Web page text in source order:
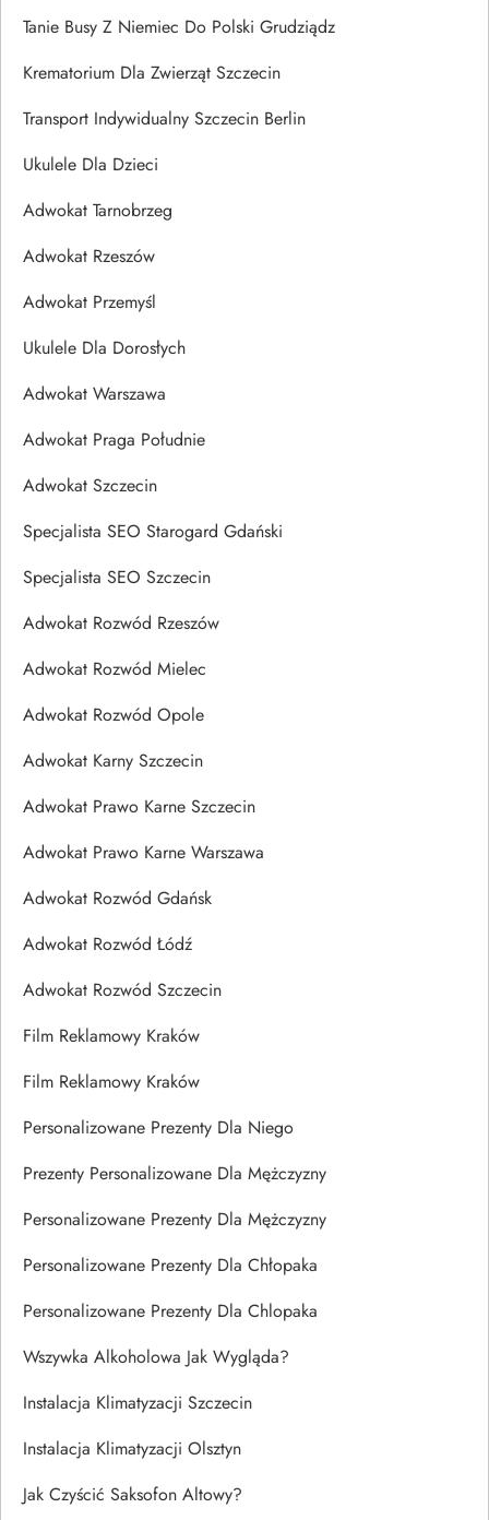
Tanie Busy Z Niemiec Do Polski Grudziądz
Krematorium Dla Zwierząt Szczecin
Transport Indywidualny Szczecin Berlin
Ukulele Dla Dzieci
Adwokat Tarnobrzeg
Adwokat Rzeszów
Adwokat Przemyśl
Ukulele Dla Dorosłych
Adwokat Warszawa
Adwokat Praga Południe
Adwokat Szczecin
Specjalista SEO Starogard Gdański
Specjalista SEO Szczecin
Adwokat Rozwód Rzeszów
Adwokat Rozwód Mielec
Adwokat Rozwód Opole
Adwokat Karny Szczecin
Adwokat Prawo Karne Szczecin
Adwokat Prawo Karne Warszawa
Adwokat Rozwód Gdańsk
Adwokat Rozwód Łódź
Adwokat Rozwód Szczecin
Film Reklamowy Kraków
Film Reklamowy Kraków
Personalizowane Prezenty Dla Niego
Prezenty Personalizowane Dla Mężczyzny
Personalizowane Prezenty Dla Mężczyzny
Personalizowane Prezenty Dla Chłopaka
Personalizowane Prezenty Dla Chlopaka
Wszywka Alkoholowa Jak Wygląda?
Instalacja Klimatyzacji Szczecin
Instalacja Klimatyzacji Olsztyn
Jak Czyścić Saksofon Altowy?